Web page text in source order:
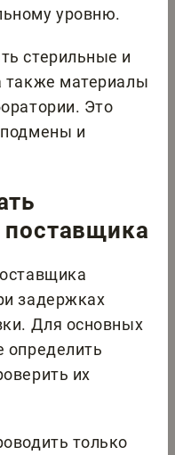
уровню.
стерильные и
также материалы
Это
и
поставщика
задержках
Для основных
определить
их
только